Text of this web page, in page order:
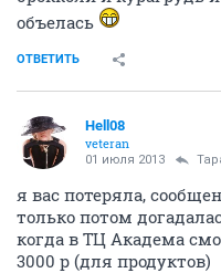
объелась
ОТВЕТИТЬ
Hell08
veteran
01 июля 2013
я вас потеряла,
только потом
когда в ТЦ Академа
3000 р (для продуктов)